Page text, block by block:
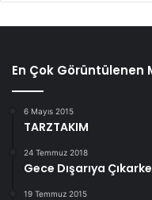
En Çok Görüntülenen
6 Mayıs 2015
TARZTAKIM
24 Temmuz 2018
Gece Dışarıya
19 Temmuz 2015